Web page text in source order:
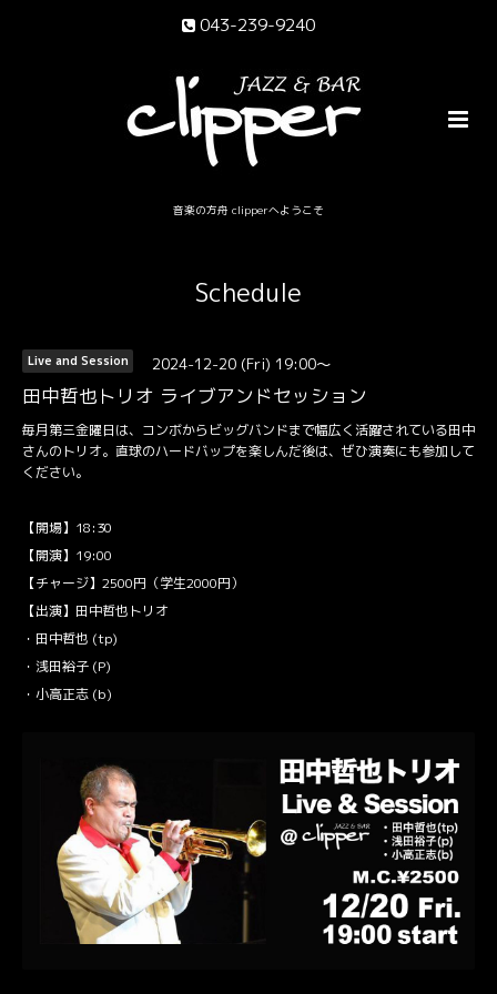
043-239-9240
音楽の方舟 clipperへようこそ
Schedule
Live and Session 2024-12-20 (Fri) 19:00～
田中哲也トリオ ライブアンドセッション
毎月第三金曜日は、コンボからビッグバンドまで幅広く活躍されている田中
さんのトリオ。直球のハードバップを楽しんだ後は、ぜひ演奏にも参加して
ください。
【開場】18:30
【開演】19:00
【チャージ】2500円（学生2000円）
【出演】田中哲也トリオ
・田中哲也 (tp)
・浅田裕子 (P)
・小高正志 (b)